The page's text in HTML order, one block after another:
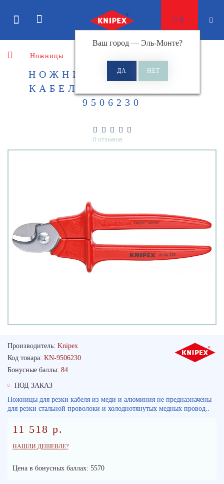
Ваш город — Эль-Монте?
0
Ножницы
НОЖНИЦЫ ДЛЯ РЕЗКИ
КАБЕЛЕЙ KNIPEX KN-
9506230
0 отзывов
Производитель: Knipex
Код товара: KN-9506230
Бонусные баллы: 84
ПОД ЗАКАЗ
Ножницы для резки кабеля из меди и алюминия не предназначены
для резки стальной проволоки и холоднотянутых медных провод..
11 518 р.
НАШЛИ ДЕШЕВЛЕ?
Цена в бонусных баллах: 5570